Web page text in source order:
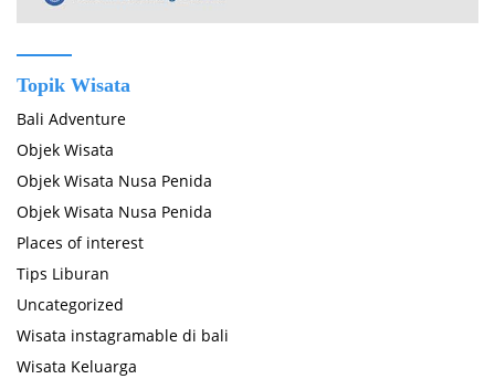
Topik Wisata
Bali Adventure
Objek Wisata
Objek Wisata Nusa Penida
Objek Wisata Nusa Penida
Places of interest
Tips Liburan
Uncategorized
Wisata instagramable di bali
Wisata Keluarga